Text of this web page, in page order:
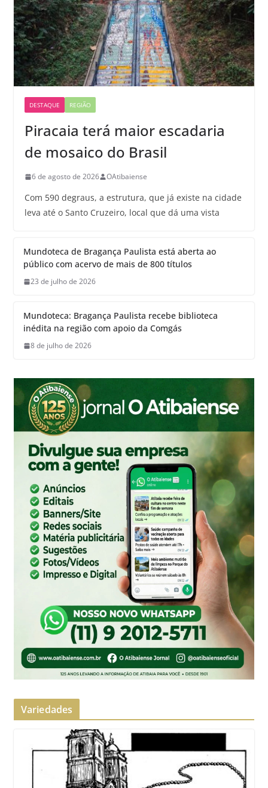
DESTAQUE REGIÃO
Piracaia terá maior escadaria
de mosaico do Brasil
6 de agosto de 2026 OAtibaiense
Com 590 degraus, a estrutura, que já existe na cidade
leva até o Santo Cruzeiro, local que dá uma vista
Mundoteca de Bragança Paulista está aberta ao
público com acervo de mais de 800 títulos
23 de julho de 2026
Mundoteca: Bragança Paulista recebe biblioteca
inédita na região com apoio da Comgás
8 de julho de 2026
Variedades